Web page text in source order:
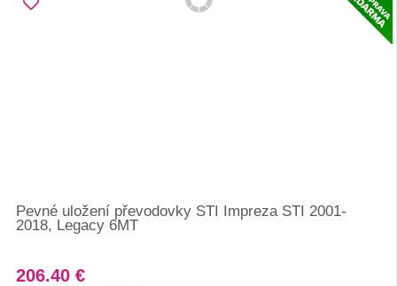
Pevné uložení převodovky STI Impreza STI 2001-
2018, Legacy 6MT
206.40 €